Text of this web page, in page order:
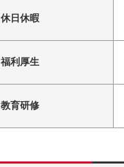
休日休暇
福利厚生
教育研修